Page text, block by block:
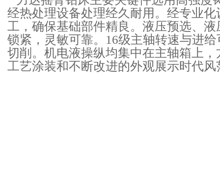
经热处理设备处理经久耐用。经专业化
工，确保基础部件精良。液压预选、
锁紧，灵敏可靠。16级主轴转速与进
切削。机电液操纵均集中在主轴箱上
工艺涂装和不断改进的外观展示时代风